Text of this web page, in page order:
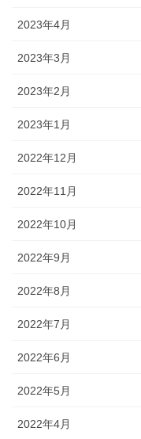
2023年4月
2023年3月
2023年2月
2023年1月
2022年12月
2022年11月
2022年10月
2022年9月
2022年8月
2022年7月
2022年6月
2022年5月
2022年4月